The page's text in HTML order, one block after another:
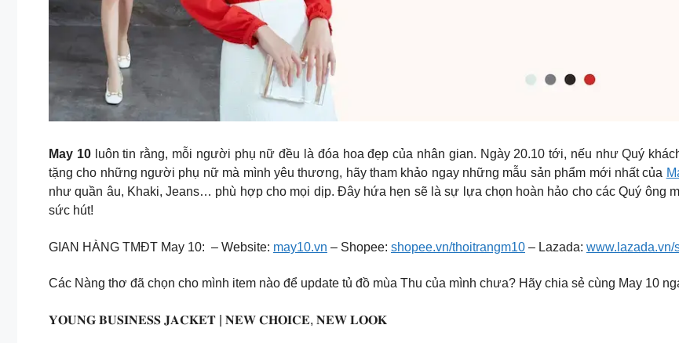
May 10luôn tin rằng, mỗi người phụ nữ đều là đóa hoa đẹp của nhân gian. Ngày 20.10 tới, nếu như Quý
tặng cho những người phụ nữ mà mình yêu thương, hãy tham khảo ngay những mẫu sản phẩm mới nhất của
như quần âu, Khaki, Jeans… phù hợp cho mọi dịp. Đây hứa hẹn sẽ là sự lựa chọn hoàn hảo cho các Quý ông
sức hút!
GIAN HÀNG TMĐT May 10: – Website: may10.vn – Shopee: shopee.vn/thoitrangm10 – Lazada: www.lazada.vn/
Các Nàng thơ đã chọn cho mình item nào để update tủ đồ mùa Thu của mình chưa? Hãy chia sẻ cùng May 10
𝐘𝐎𝐔𝐍𝐆 𝐁𝐔𝐒𝐈𝐍𝐄𝐒𝐒 𝐉𝐀𝐂𝐊𝐄𝐓 | 𝐍𝐄𝐖 𝐂𝐇𝐎𝐈𝐂𝐄, 𝐍𝐄𝐖 𝐋𝐎𝐎𝐊